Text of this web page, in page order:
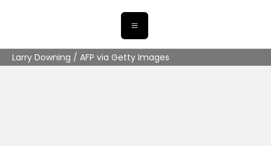
Larry Downing / AFP via Getty Images